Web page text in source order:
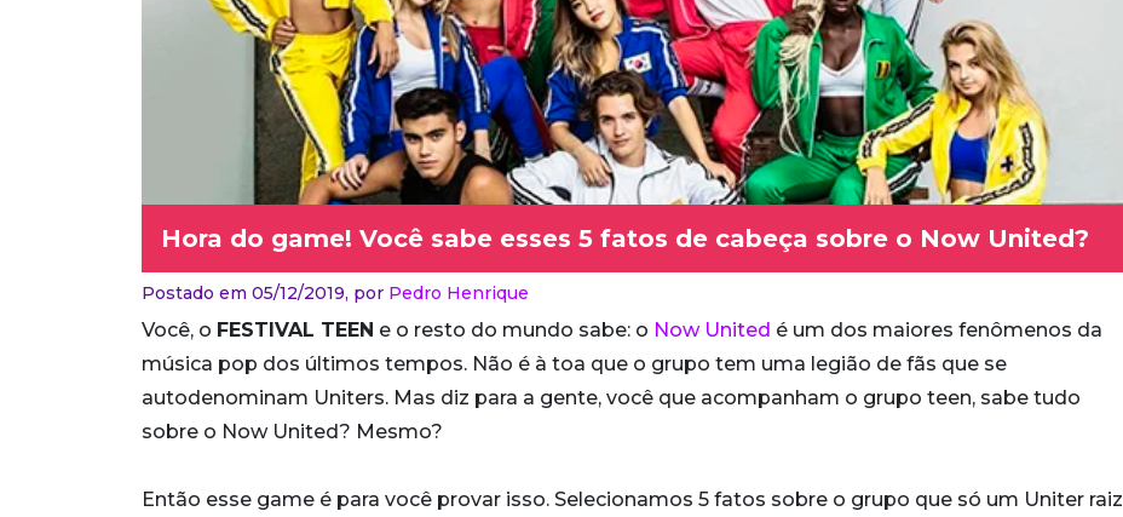
Hora do game! Você sabe esses 5 fatos de cabeça sobre o Now United?
Postado em 05/12/2019, por Pedro Henrique
Você, o FESTIVAL TEEN e o resto do mundo sabe: o Now United é um dos maiores fenômenos da
música pop dos últimos tempos. Não é à toa que o grupo tem uma legião de fãs que se
autodenominam Uniters. Mas diz para a gente, você que acompanham o grupo teen, sabe tudo
sobre o Now United? Mesmo?
Então esse game é para você provar isso. Selecionamos 5 fatos sobre o grupo que só um Uniter raiz